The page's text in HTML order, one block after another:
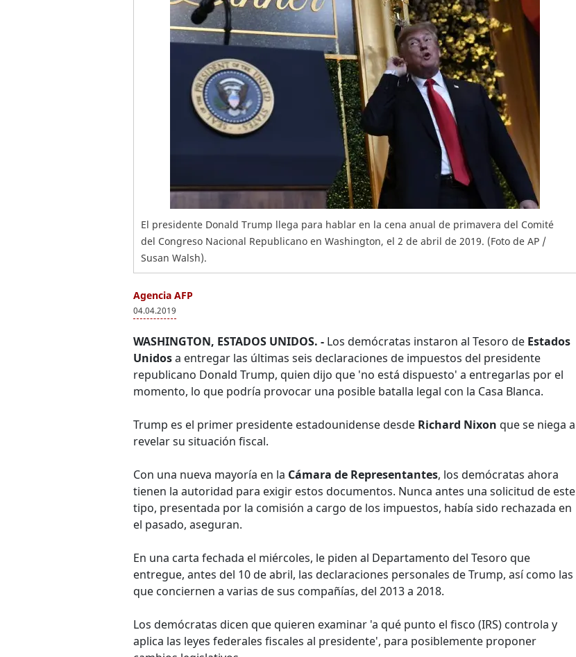
El presidente Donald Trump llega para hablar en la cena anual de primavera del Comité
del Congreso Nacional Republicano en Washington, el 2 de abril de 2019. (Foto de AP /
Susan Walsh).
Agencia AFP
04.04.2019
WASHINGTON, ESTADOS UNIDOS. - Los demócratas instaron al Tesoro de Estados
Unidosa entregar las últimas seis declaraciones de impuestos del presidente
republicano Donald Trump, quien dijo que 'no está dispuesto' a entregarlas por el
momento, lo que podría provocar una posible batalla legal con la Casa Blanca.
Trump es el primer presidente estadounidense desde Richard Nixon que se niega a
revelar su situación fiscal.
Con una nueva mayoría en la Cámara de Representantes, los demócratas ahora
tienen la autoridad para exigir estos documentos. Nunca antes una solicitud de este
tipo, presentada por la comisión a cargo de los impuestos, había sido rechazada en
el pasado, aseguran.
En una carta fechada el miércoles, le piden al Departamento del Tesoro que
entregue, antes del 10 de abril, las declaraciones personales de Trump, así como las
que conciernen a varias de sus compañías, del 2013 a 2018.
Los demócratas dicen que quieren examinar 'a qué punto el fisco (IRS) controla y
aplica las leyes federales fiscales al presidente', para posiblemente proponer